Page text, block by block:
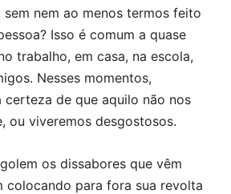
sem nem ao menos termos feito
Isso é comum a quase
trabalho, em casa, na escola,
Nesses momentos,
certeza de que aquilo não nos
ou viveremos desgostosos.
os dissabores que vêm
colocando para fora sua revolta